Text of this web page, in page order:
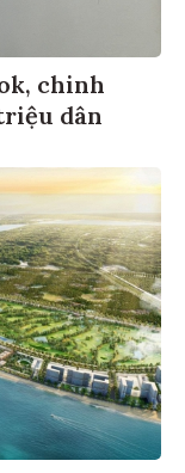
chinh
dân